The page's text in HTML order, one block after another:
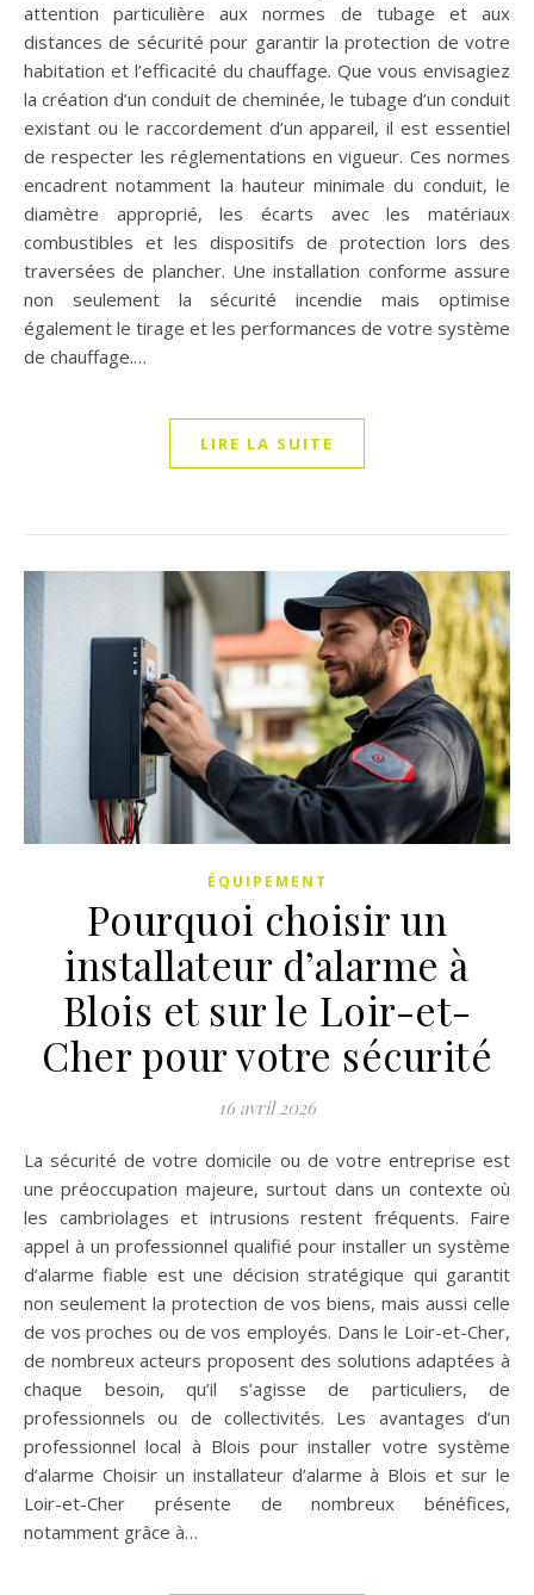
attention particulière aux normes de tubage et aux
distances de sécurité pour garantir la protection de votre
habitation et l’efficacité du chauffage. Que vous envisagiez
la création d’un conduit de cheminée, le tubage d’un conduit
existant ou le raccordement d’un appareil, il est essentiel
de respecter les réglementations en vigueur. Ces normes
encadrent notamment la hauteur minimale du conduit, le
diamètre approprié, les écarts avec les matériaux
combustibles et les dispositifs de protection lors des
traversées de plancher. Une installation conforme assure
non seulement la sécurité incendie mais optimise
également le tirage et les performances de votre système
de chauffage.…
LIRE LA SUITE
ÉQUIPEMENT
Pourquoi choisir un
installateur d’alarme à
Blois et sur le Loir-et-
Cher pour votre sécurité
16 avril 2026
La sécurité de votre domicile ou de votre entreprise est
une préoccupation majeure, surtout dans un contexte où
les cambriolages et intrusions restent fréquents. Faire
appel à un professionnel qualifié pour installer un système
d’alarme fiable est une décision stratégique qui garantit
non seulement la protection de vos biens, mais aussi celle
de vos proches ou de vos employés. Dans le Loir-et-Cher,
de nombreux acteurs proposent des solutions adaptées à
chaque besoin, qu’il s’agisse de particuliers, de
professionnels ou de collectivités. Les avantages d’un
professionnel local à Blois pour installer votre système
d’alarme Choisir un installateur d’alarme à Blois et sur le
Loir-et-Cher présente de nombreux bénéfices,
notamment grâce à…